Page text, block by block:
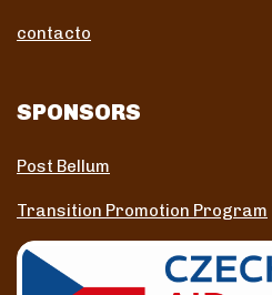
contacto
SPONSORS
Post Bellum
Transition Promotion Program